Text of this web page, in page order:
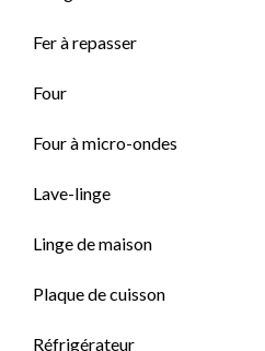
Fer à repasser
Four
Four à micro-ondes
Lave-linge
Linge de maison
Plaque de cuisson
Réfrigérateur